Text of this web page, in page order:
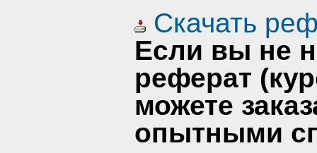
Скачать
Если вы не
реферат
можете
опытными